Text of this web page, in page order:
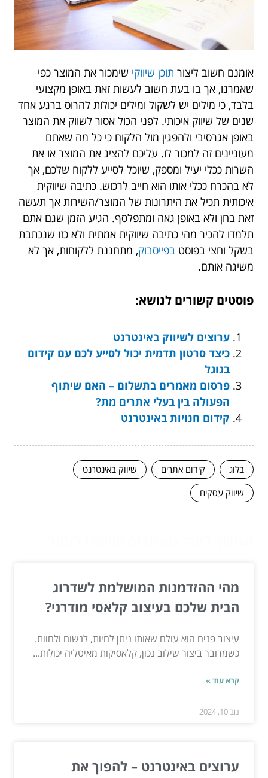
אומנם חשוב ליצור תוכן שיווקי שימכור את המוצר כפי
שאמרנו, אך בו בעת חשוב לעשות זאת באופן מקצועי
בלבד, כי מילים יש לשקול ומילים יכולות להרוס ברגע אחד
שנים של שיווק איכותי. לפני הכול אסור לשווק את המוצר
באופן אגרסיבי ולהפגין מול הלקוח כי כל מה שאתם
מעוניינים זה למכור לו. עליכם להציג את המוצר או את
השרות ככלי יעיל ומספק, שיוכל לסייע ללקוח שלכם, אך
לא בהכרח ככלי אותו הוא חייב לרכוש. כתיבה שיווקית
איכותית תכיל את היתרונות של המוצר/השירות אך תעשה
זאת בחן ולא באופן גאה ומתפלסף. הגיע הזמן שגם אתם
תלמדו להכיר מהי כתיבה שיווקית אמתית ולא כזו שנכתבת
בשקל וחצי בפוסט בפייסבוק, מתחננת ללקוחות, אך לא
משיגה אותם.
פוסטים קשורים לנושא:
ערוצים לשיווק באינטרנט
כיצד סרטון תדמית יכול לסייע לכם עם קידום
בגוגל
פרסום מאמרים בתשלום – האם שיתוף
הפעולה בין בעלי אתרים מת?
קידום חנויות באינטרנט
בלוג קידום אתרים
שיווק באינטרנט
שיווק עסקים
מהי ההזדמנות המושלמת לשדרוג
הבית שלכם בעיצוב קלאסי מודרני?
עיצוב פנים הוא עולם שאותו ניתן לחיות, לנשום ולחוות.
כשמדובר ביצור שילוב נכון, קלאסיקות מאיטליה יכולות...
קרא עוד »
נוב 10, 2024
ערוצים באינטרנט – להפוך את